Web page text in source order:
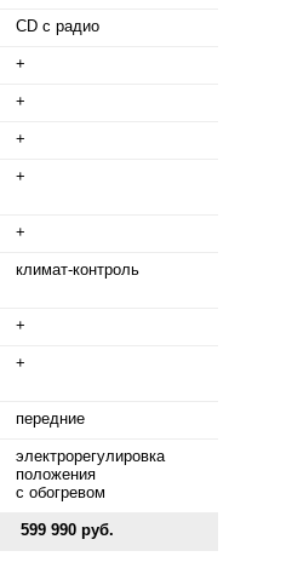
CD с радио
+
+
+
+
+
климат-контроль
+
+
передние
электрорегулировка
положения
с обогревом
599 990 руб.